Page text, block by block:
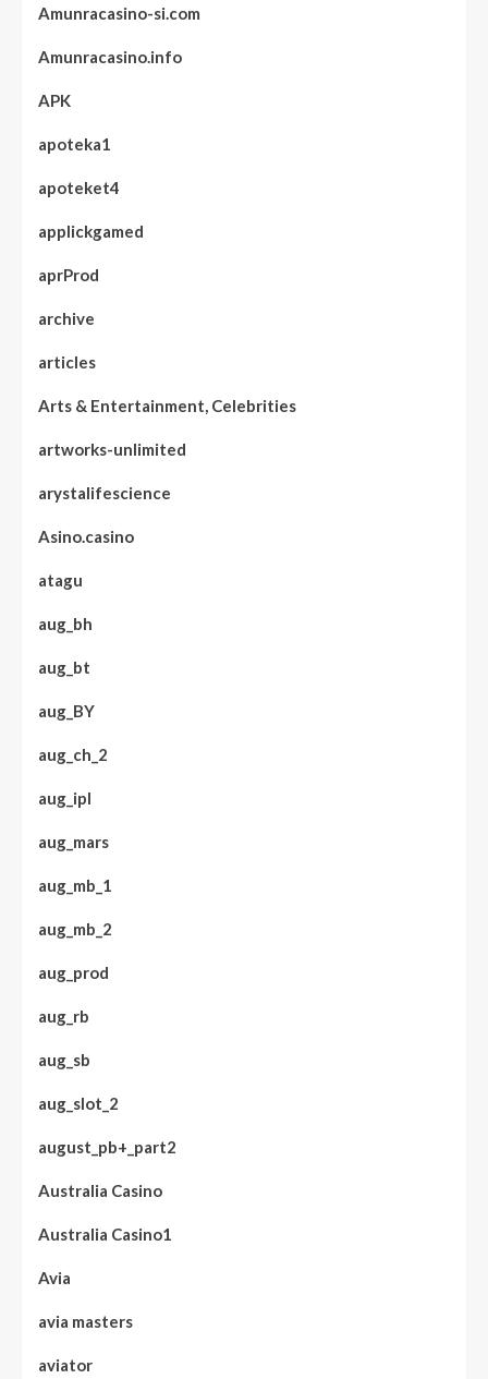
Amunracasino-si.com
Amunracasino.info
APK
apoteka1
apoteket4
applickgamed
aprProd
archive
articles
Arts & Entertainment, Celebrities
artworks-unlimited
arystalifescience
Asino.casino
atagu
aug_bh
aug_bt
aug_BY
aug_ch_2
aug_ipl
aug_mars
aug_mb_1
aug_mb_2
aug_prod
aug_rb
aug_sb
aug_slot_2
august_pb+_part2
Australia Casino
Australia Casino1
Avia
avia masters
aviator